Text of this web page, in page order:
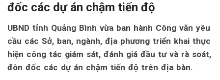
đốc các dự án chậm tiến độ
UBND tỉnh Quảng Bình vừa ban hành Công văn yêu
cầu các Sở, ban, ngành, địa phương triển khai thực
hiện công tác giám sát, đánh giá đầu tư và rà soát,
đôn đốc các dự án chậm tiến độ trên địa bàn.